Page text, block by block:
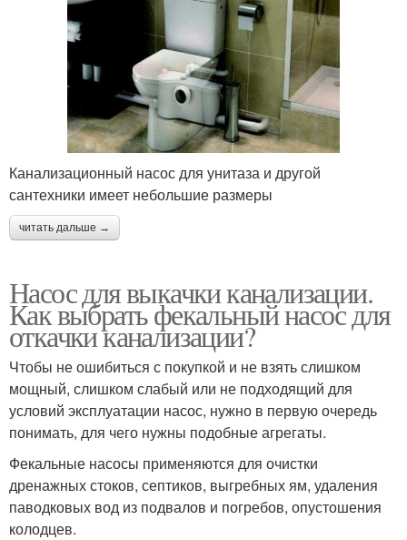
Канализационный насос для унитаза и другой
сантехники имеет небольшие размеры
читать дальше →
Насос для выкачки канализации.
Как выбрать фекальный насос для
откачки канализации?
Чтобы не ошибиться с покупкой и не взять слишком
мощный, слишком слабый или не подходящий для
условий эксплуатации насос, нужно в первую очередь
понимать, для чего нужны подобные агрегаты.
Фекальные насосы применяются для очистки
дренажных стоков, септиков, выгребных ям, удаления
паводковых вод из подвалов и погребов, опустошения
колодцев.